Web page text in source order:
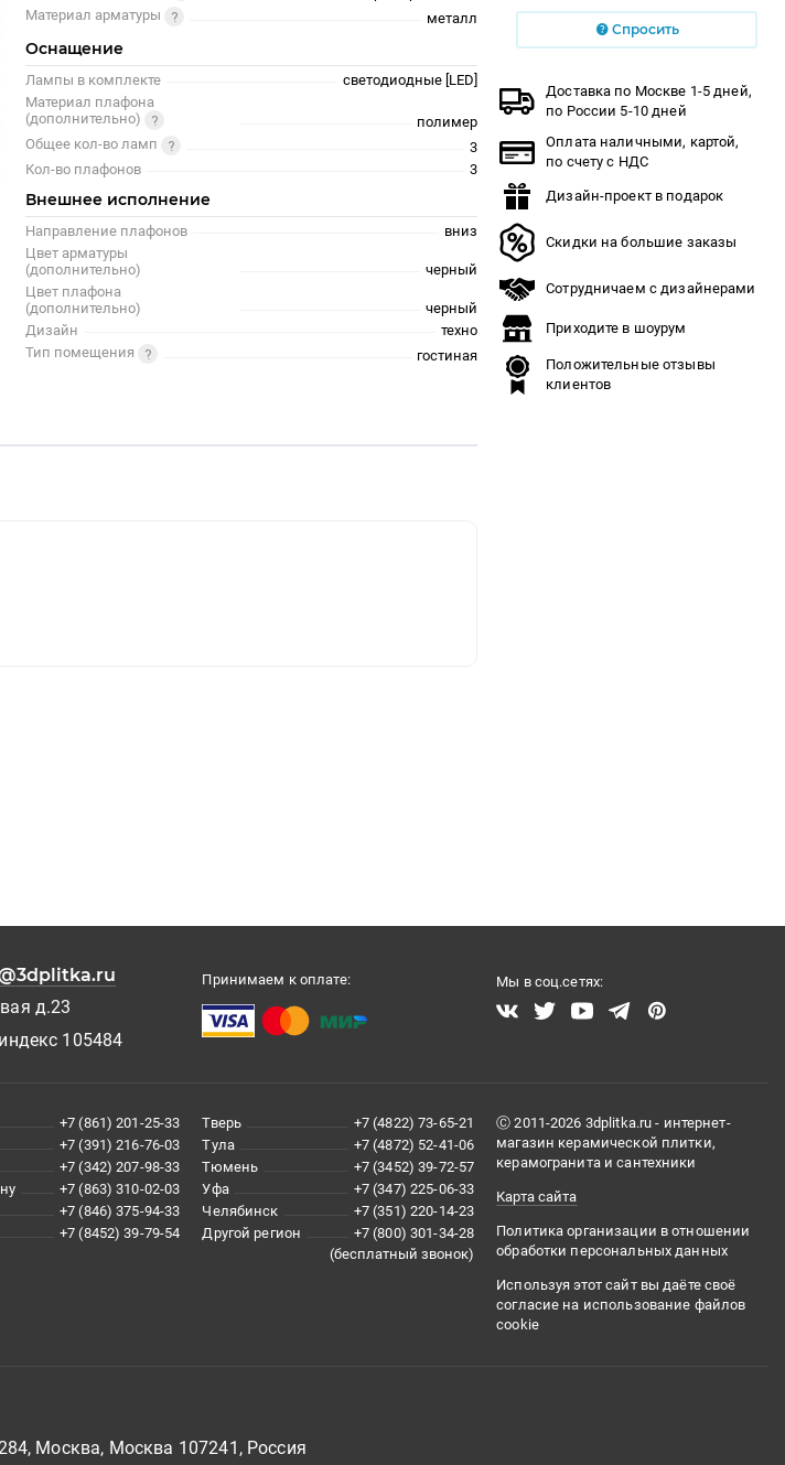
Материал арматуры
металл
Оснащение
Лампы в комплекте
светодиодные [LED]
Материал плафона
(дополнительно)
полимер
Общее кол-во ламп
3
Кол-во плафонов
3
Внешнее исполнение
Направление плафонов
вниз
Цвет арматуры
(дополнительно)
черный
Цвет плафона
(дополнительно)
черный
Дизайн
техно
Тип помещения
гостиная
Спросить
Доставка по Москве 1-5 дней,
по России 5-10 дней
Оплата наличными, картой,
по счету с НДС
Дизайн-проект в подарок
Скидки на большие заказы
Сотрудничаем с дизайнерами
Приходите в шоурум
Положительные отзывы
клиентов
д.23
105484
Принимаем к оплате: Мы в соц.сетях:
+7 (861) 201-25-33
+7 (391) 216-76-03
+7 (342) 207-98-33
+7 (863) 310-02-03
+7 (846) 375-94-33
+7 (8452) 39-79-54
Тверь
+7 (4822) 73-65-21
Тула
+7 (4872) 52-41-06
Тюмень
+7 (3452) 39-72-57
Уфа
+7 (347) 225-06-33
Челябинск
+7 (351) 220-14-23
Другой регион
+7 (800) 301-34-28
(бесплатный звонок)
Ⓒ 2011-2026 3dplitka.ru - интернет-
магазин керамической плитки,
керамогранита и сантехники
Карта сайта
Политика организации в отношении
обработки персональных данных
Используя этот сайт вы даёте своё
согласие на использование файлов
cookie
Москва, Москва 107241, Россия